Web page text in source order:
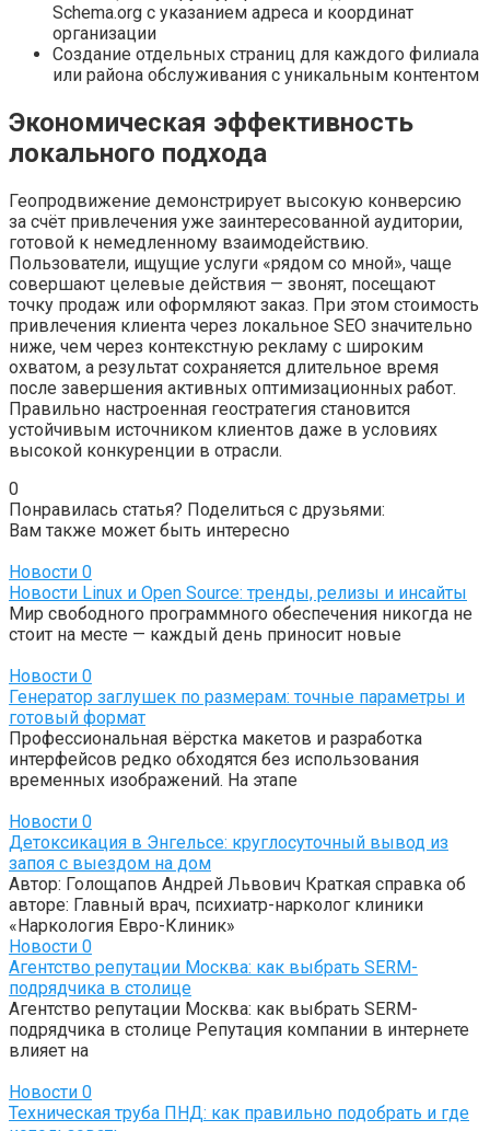
Schema.org с указанием адреса и координат
организации
Создание отдельных страниц для каждого филиала
или района обслуживания с уникальным контентом
Экономическая эффективность
локального подхода
Геопродвижение демонстрирует высокую конверсию
за счёт привлечения уже заинтересованной аудитории,
готовой к немедленному взаимодействию.
Пользователи, ищущие услуги «рядом со мной», чаще
совершают целевые действия — звонят, посещают
точку продаж или оформляют заказ. При этом стоимость
привлечения клиента через локальное SEO значительно
ниже, чем через контекстную рекламу с широким
охватом, а результат сохраняется длительное время
после завершения активных оптимизационных работ.
Правильно настроенная геостратегия становится
устойчивым источником клиентов даже в условиях
высокой конкуренции в отрасли.
0
Понравилась статья? Поделиться с друзьями:
Вам также может быть интересно
Новости 0
Новости Linux и Open Source: тренды, релизы и инсайты
Мир свободного программного обеспечения никогда не
стоит на месте — каждый день приносит новые
Новости 0
Генератор заглушек по размерам: точные параметры и
готовый формат
Профессиональная вёрстка макетов и разработка
интерфейсов редко обходятся без использования
временных изображений. На этапе
Новости 0
Детоксикация в Энгельсе: круглосуточный вывод из
запоя с выездом на дом
Автор: Голощапов Андрей Львович Краткая справка об
авторе: Главный врач, психиатр-нарколог клиники
«Наркология Евро-Клиник»
Новости 0
Агентство репутации Москва: как выбрать SERM-
подрядчика в столице
Агентство репутации Москва: как выбрать SERM-
подрядчика в столице Репутация компании в интернете
влияет на
Новости 0
Техническая труба ПНД: как правильно подобрать и где